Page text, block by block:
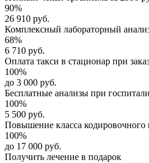
90%
26 910 руб.
Комплексный лабораторный
68%
6 710 руб.
Оплата такси в стационар при
100%
до 3 000 руб.
Бесплатные анализы при
100%
5 500 руб.
Повышение класса кодировочного
100%
до 17 000 руб.
Получить лечение в подарок